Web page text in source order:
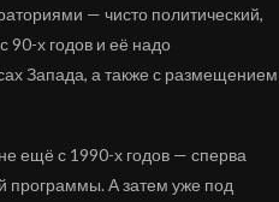
— чисто политический,
90-х годов и её надо
Запада, а также с размещением
ещё с 1990-х годов — сперва
программы. А затем уже под